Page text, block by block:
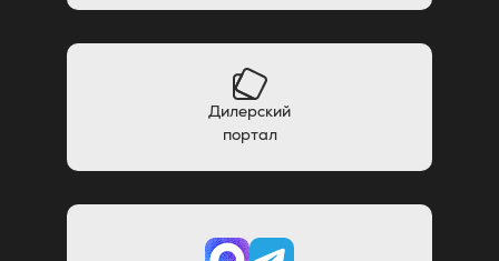
Дилерский
портал